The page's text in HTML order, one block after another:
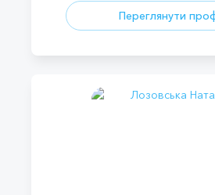
Переглянути